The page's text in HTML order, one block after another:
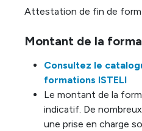
Attestation de fin de
Montant de la
Consultez le
formations ISTELI
Le montant de la
indicatif. De
une prise en charge